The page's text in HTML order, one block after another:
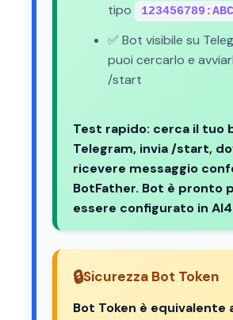
tipo
✅ Bot visibile su
puoi cercarlo e
/start
Test rapido: cerca il tuo
Telegram, invia /start,
ricevere messaggio
BotFather. Bot è pronto
essere configurato in
🔒Sicurezza Bot Token
Bot Token è equivalente